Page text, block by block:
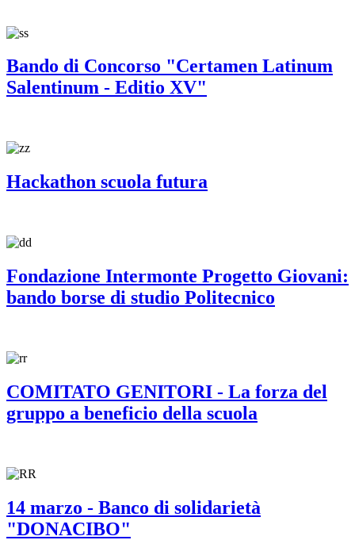
Bando di Concorso "Certamen Latinum
Salentinum - Editio XV"
Hackathon scuola futura
Fondazione Intermonte Progetto Giovani:
bando borse di studio Politecnico
COMITATO GENITORI - La forza del
gruppo a beneficio della scuola
14 marzo - Banco di solidarietà
"DONACIBO"